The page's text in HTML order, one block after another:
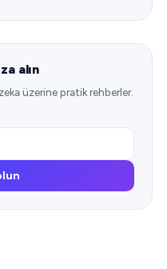
alın
üzerine pratik rehberler.